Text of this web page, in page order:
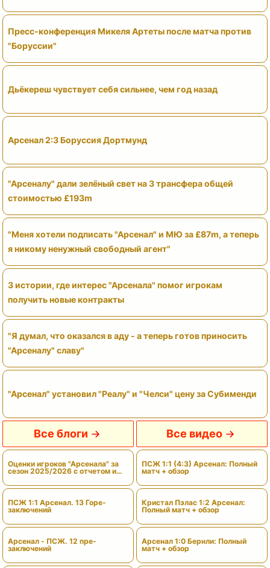
Пресс-конференция Микеля Артеты после матча против
"Боруссии"
Дьёкереш чувствует себя сильнее, чем год назад
Арсенал 2:3 Боруссия Дортмунд
"Арсеналу" дали зелёный свет на 3 трансфера общей
стоимостью £193m
"Меня хотели подписать "Арсенал" и МЮ за £87m, а теперь
я никому ненужный свободный агент"
3 истории, где интерес "Арсенала" помог игрокам
получить новые контракты
"Я думал, что оказался в аду - а теперь готов приносить
"Арсеналу" славу"
"Арсенал" установил "Реалу" и "Челси" цену за Субименди
Все блоги
Оценки игроков "Арсенала" за
сезон 2025/2026 с отчетом и
вердиктами
ПСЖ 1:1 Арсенал. 13 Горе-
заключений
Арсенал - ПСЖ. 12 пре-
заключений
Все видео
ПСЖ 1:1 (4:3) Арсенал: Полный
матч + обзор
Кристал Пэлас 1:2 Арсенал:
Полный матч + обзор
Арсенал 1:0 Бернли: Полный
матч + обзор